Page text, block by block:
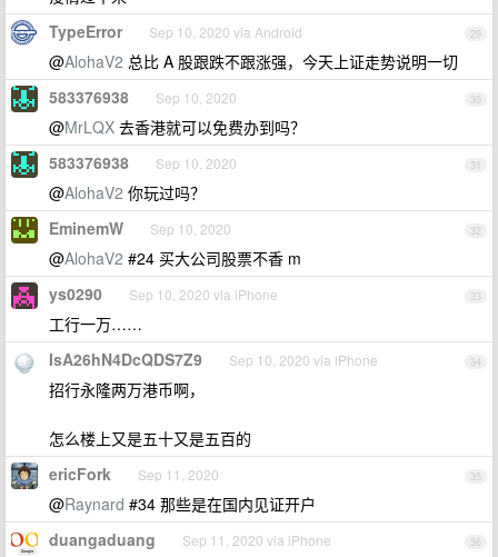
29
TypeError Sep 10, 2020 via Android
@AlohaV2 总比 A 股跟跌不跟涨强，今天上证走势说明一切
30
583376938 Sep 10, 2020
@MrLQX 去香港就可以免费办到吗？
31
583376938 Sep 10, 2020
@AlohaV2 你玩过吗？
32
EminemW Sep 10, 2020
@AlohaV2 #24 买大公司股票不香 m
33
ys0290 Sep 10, 2020 via iPhone
工行一万……
34
IsA26hN4DcQDS7Z9 Sep 10, 2020 via iPhone
招行永隆两万港币啊，
怎么楼上又是五十又是五百的
35
ericFork Sep 11, 2020
@Raynard #34 那些是在国内见证开户
36
duangaduang Sep 11, 2020 via iPhone